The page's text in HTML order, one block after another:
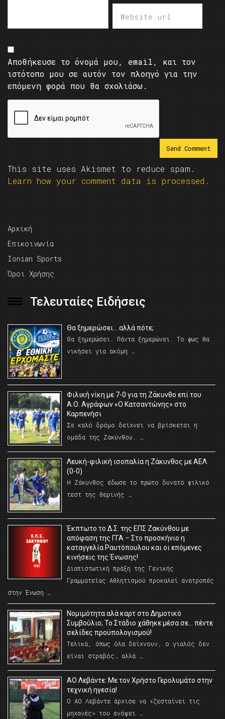
Αποθήκευσε το όνομά μου, email, και τον
ιστότοπο μου σε αυτόν τον πλοηγό για την
επόμενη φορά που θα σχολιάσω.
This site uses Akismet to reduce spam.
Learn how your comment data is processed.
Αρχική
Επικοινωνία
Ionian Sports
Όροι Χρήσης
Τελευταίες Ειδήσεις
Θα ξημερώσει… αλλά πότε;
Θα ξημερώσει. Πάντα ξημερώνει. Το φως θα
νικήσει για ακόμη …
Φιλική νίκη με 7-0 για τη Ζάκυνθο επί του
Α.Ο. Αγράφων «Ο Κατσαντώνης» στο
Καρπενήσι
Σε καλό δρόμο δείχνει να βρίσκεται η
ομάδα της Ζακύνθου. …
Λευκή-φιλική ισοπαλία η Ζάκυνθος με ΑΕΛ
(0-0)
Η Ζάκυνθος έδωσε το πρώτο δυνατό φιλικό
τεστ της θερινής …
Έκπτωτο το Δ.Σ. της ΕΠΣ Ζακύνθου με
απόφαση της ΓΓΑ – Στο προσκήνιο η
καταγγελία Ραυτόπουλου και οι επόμενες
κινήσεις της Ένωσης!
Διαπιστωτική πράξη της Γενικής
Γραμματείας Αθλητισμού προκαλεί ανατροπές
στην Ένωση …
Νομιμότητα αλά καρτ στο Δημοτικό
Συμβούλιο; Το Στάδιο χάθηκε μέσα σε… πέντε
σελίδες προϋπολογισμού!
Τελικά, όπως όλα δείχνουν, ο γιαλός δεν
είναι στραβός… αλλά …
ΑΟ Λεβάντε: Με τον Χρήστο Γερολυμάτο στην
τεχνική ηγεσία!
Ο ΑΟ Λεβάντε άρχισε να «ζεσταίνει τις
μηχανές» του ενόψει …